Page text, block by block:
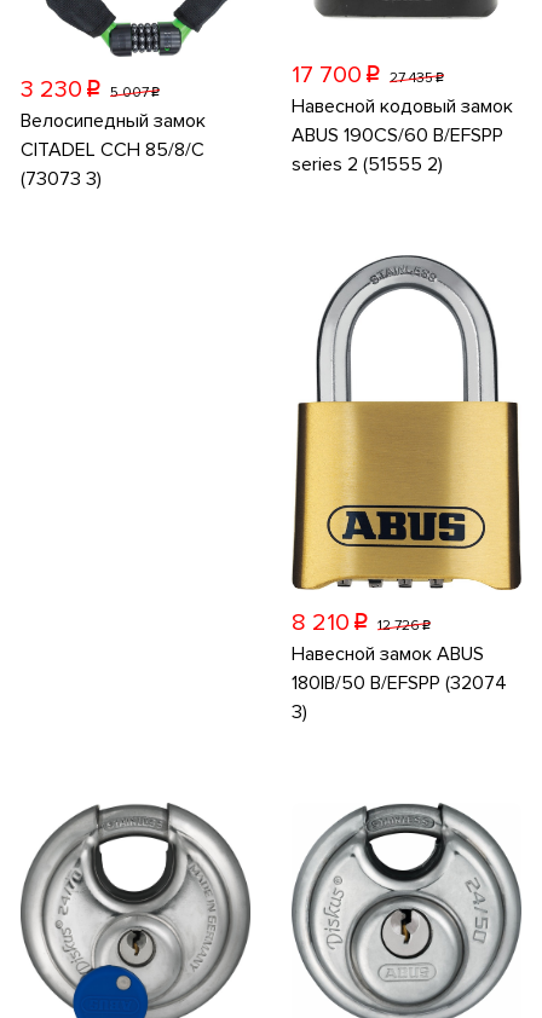
3 230 p 5 007p
Велосипедный замок
CITADEL CCH 85/8/C
(73073 3)
17 700 p 27 435p
Навесной кодовый замок
ABUS 190CS/60 B/EFSPP
series 2 (51555 2)
8 210 p 12 726p
Навесной замок ABUS
180IB/50 B/EFSPP (32074
3)